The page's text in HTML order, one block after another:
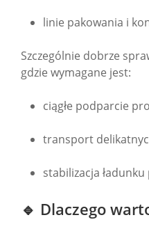
linie pakowania i
Szczególnie dobrze
gdzie wymagane jest:
ciągłe podparcie
transport
stabilizacja
🔹 Dlaczego